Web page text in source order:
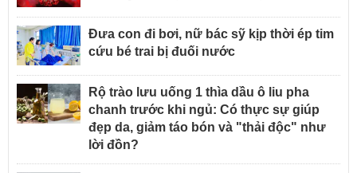
Đưa con đi bơi, nữ bác sỹ kịp thời ép tim
cứu bé trai bị đuối nước
Rộ trào lưu uống 1 thìa dầu ô liu pha
chanh trước khi ngủ: Có thực sự giúp
đẹp da, giảm táo bón và "thải độc" như
lời đồn?